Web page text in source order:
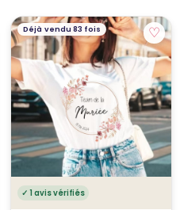
Déjà vendu 83 fois ♡
✓ 1 avis vérifiés